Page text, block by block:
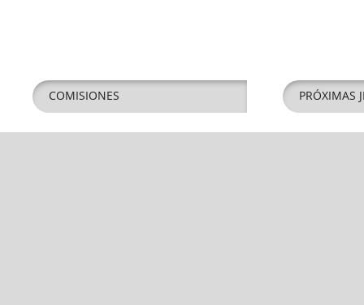
COMISIONES PRÓXIMAS